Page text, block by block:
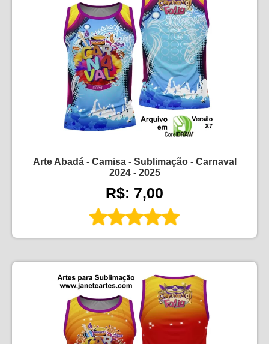
Arte Abadá - Camisa - Sublimação - Carnaval
2024 - 2025
R$: 7,00